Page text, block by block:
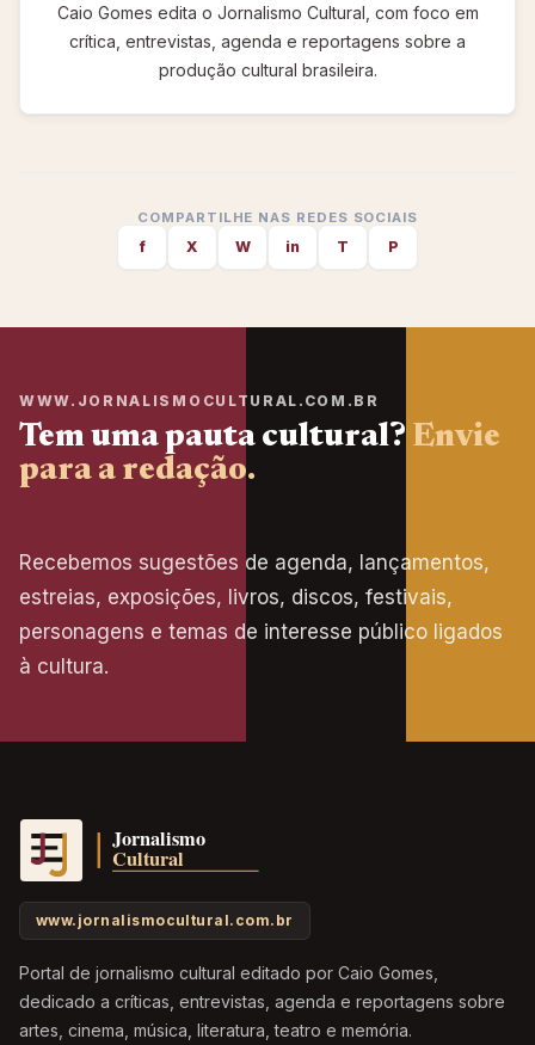
Caio Gomes edita o Jornalismo Cultural, com foco em
crítica, entrevistas, agenda e reportagens sobre a
produção cultural brasileira.
COMPARTILHE NAS REDES SOCIAIS
f X W in T P
WWW.JORNALISMOCULTURAL.COM.BR
Tem uma pauta cultural? Envie
para a redação.
Recebemos sugestões de agenda, lançamentos,
estreias, exposições, livros, discos, festivais,
personagens e temas de interesse público ligados
à cultura.
www.jornalismocultural.com.br
Portal de jornalismo cultural editado por Caio Gomes,
dedicado a críticas, entrevistas, agenda e reportagens sobre
artes, cinema, música, literatura, teatro e memória.